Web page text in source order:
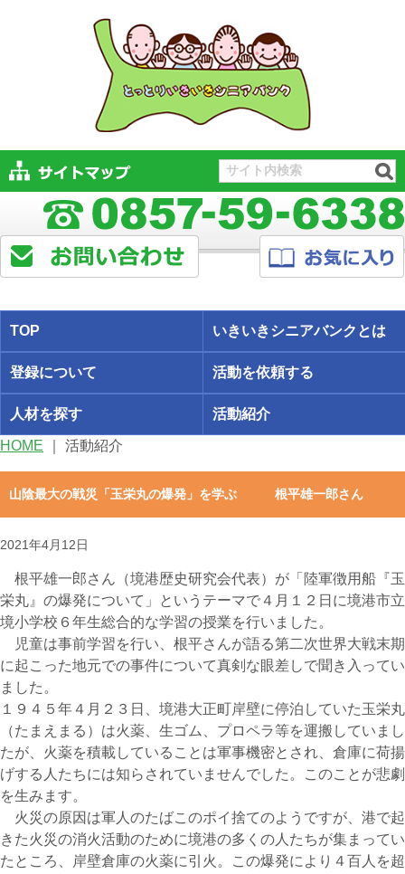
TOP いきいきシニアバンクとは
登録について 活動を依頼する
人材を探す 活動紹介
HOME 活動紹介
山陰最大の戦災「玉栄丸の爆発」を学ぶ 根平雄一郎さん
2021年4月12日
根平雄一郎さん（境港歴史研究会代表）が「陸軍徴用船『玉
栄丸』の爆発について」というテーマで４月１２日に境港市立
境小学校６年生総合的な学習の授業を行いました。
児童は事前学習を行い、根平さんが語る第二次世界大戦末期
に起こった地元での事件について真剣な眼差しで聞き入ってい
ました。
１９４５年４月２３日、境港大正町岸壁に停泊していた玉栄丸
（たまえまる）は火薬、生ゴム、プロペラ等を運搬していまし
たが、火薬を積載していることは軍事機密とされ、倉庫に荷揚
げする人たちには知らされていませんでした。このことが悲劇
を生みます。
火災の原因は軍人のたばこのポイ捨てのようですが、港で起
きた火災の消火活動のために境港の多くの人たちが集まってい
たところ、岸壁倉庫の火薬に引火。この爆発により４百人を超